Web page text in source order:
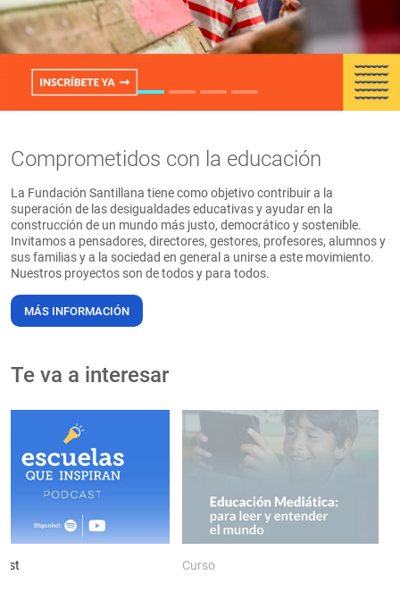
PT
Comprometidos con la educación
La Fundación Santillana tiene como objetivo contribuir a la
superación de las desigualdades educativas y ayudar en la
construcción de un mundo más justo, democrático y sostenible.
Invitamos a pensadores, directores, gestores, profesores, alumnos y
sus familias y a la sociedad en general a unirse a este movimiento.
Nuestros proyectos son de todos y para todos.
MÁS INFORMACIÓN
Te va a interesar
Curso